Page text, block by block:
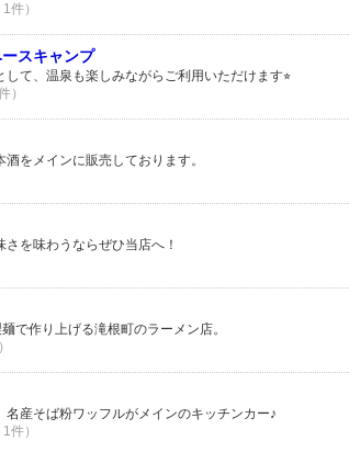
件）
スキャンプ
て、温泉も楽しみながらご利用いただけます⭐︎
）
をメインに販売しております。
を味わうならぜひ当店へ！
で作り上げる滝根町のラーメン店。
産そば粉ワッフルがメインのキッチンカー♪
件）